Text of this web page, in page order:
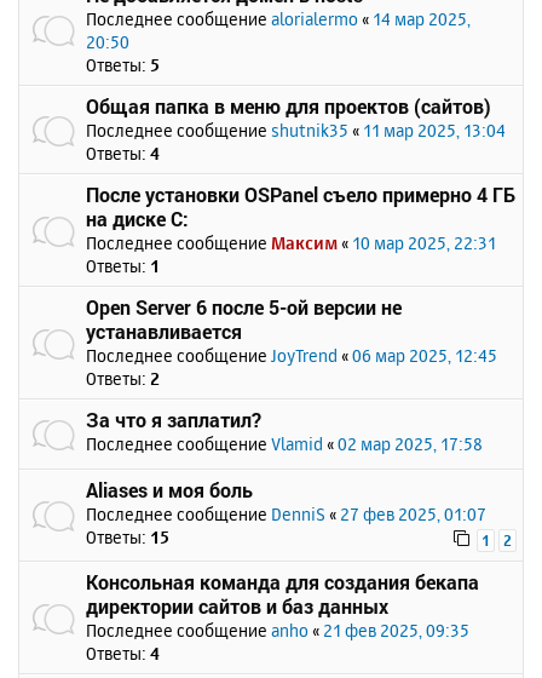
Последнее сообщение alorialermo « 14 мар 2025,
20:50
Ответы: 5
Общая папка в меню для проектов (сайтов)
Последнее сообщение shutnik35 « 11 мар 2025, 13:04
Ответы: 4
После установки OSPanel съело примерно 4 ГБ
на диске C:
Последнее сообщение Максим « 10 мар 2025, 22:31
Ответы: 1
Open Server 6 после 5-ой версии не
устанавливается
Последнее сообщение JoyTrend «06 мар 2025, 12:45
Ответы: 2
За что я заплатил?
Последнее сообщение Vlamid «02 мар 2025, 17:58
Aliases и моя боль
Последнее сообщение DenniS « 27 фев 2025, 01:07
Ответы: 15 1 2
Консольная команда для создания бекапа
директории сайтов и баз данных
Последнее сообщение anho « 21 фев 2025, 09:35
Ответы: 4